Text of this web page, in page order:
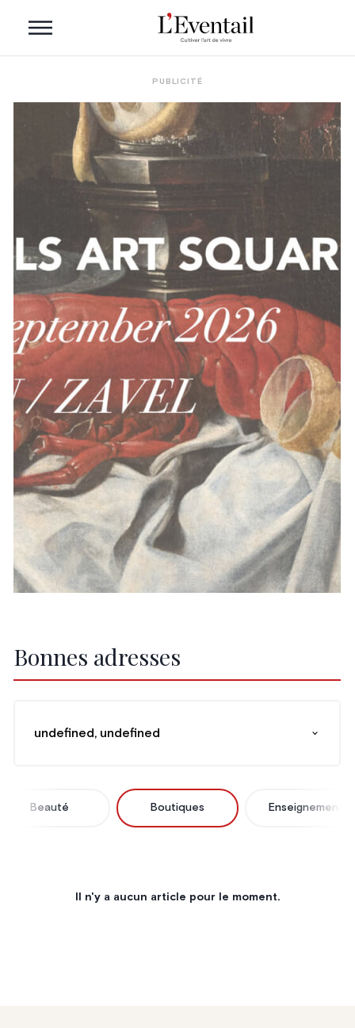
PUBLICITÉ
Bonnes adresses
undefined, undefined
Beauté Boutiques Enseignement
Il n'y a aucun article pour le moment.